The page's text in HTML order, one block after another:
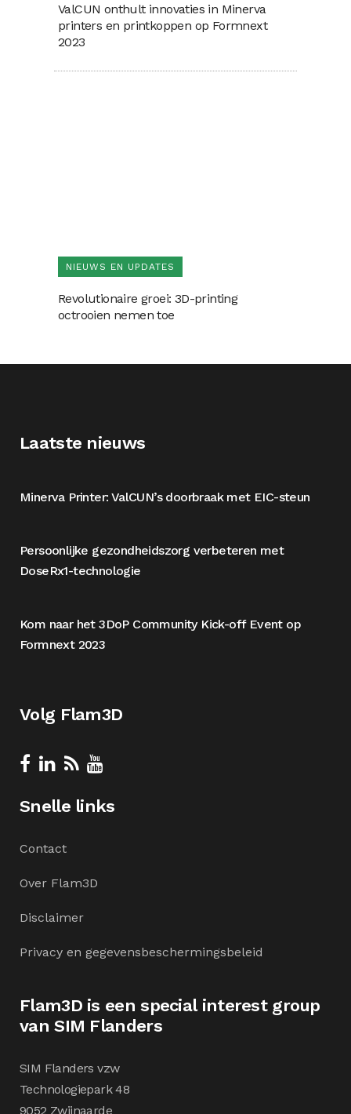
ValCUN onthult innovaties in Minerva
printers en printkoppen op Formnext
2023
NIEUWS EN UPDATES
Revolutionaire groei: 3D-printing
octrooien nemen toe
Laatste nieuws
Minerva Printer: ValCUN’s doorbraak met EIC-steun
Persoonlijke gezondheidszorg verbeteren met
DoseRx1-technologie
Kom naar het 3DoP Community Kick-off Event op
Formnext 2023
Volg Flam3D
Snelle links
Contact
Over Flam3D
Disclaimer
Privacy en gegevensbeschermingsbeleid
Flam3D is een special interest group
van SIM Flanders
SIM Flanders vzw
Technologiepark 48
9052 Zwijnaarde